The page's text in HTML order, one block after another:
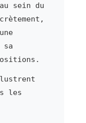
sein du
les